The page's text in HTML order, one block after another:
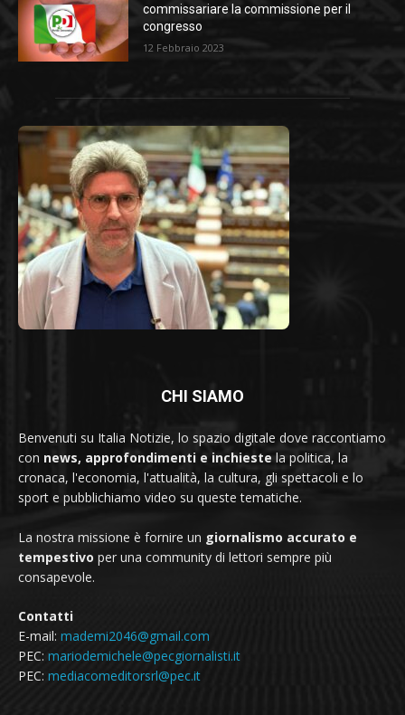
commissariare la commissione per il
congresso
12 Febbraio 2023
CHI SIAMO
Benvenuti su Italia Notizie, lo spazio digitale dove raccontiamo
con news, approfondimenti e inchieste la politica, la
cronaca, l'economia, l'attualità, la cultura, gli spettacoli e lo
sport e pubblichiamo video su queste tematiche.
La nostra missione è fornire un giornalismo accurato e
tempestivo per una community di lettori sempre più
consapevole.
Contatti
E-mail: mademi2046@gmail.com
PEC: mariodemichele@pecgiornalisti.it
PEC: mediacomeditorsrl@pec.it